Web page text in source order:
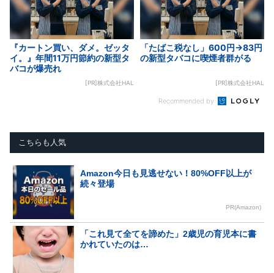
『カートン買い、ダメ。ゼッタ
イ。』年間11万円節約の新型タ
バコが爆売れ
[PR]株式会社HAL
「たばこ税なし」600円→83円
の新型タバコに喫煙者群がる
[PR]株式会社HAL
Recommended by
こちらも人気
Amazon今日も見逃せない！80%OFF以上が
続々登場
PR(Amazon)
「これ見て全てを諦めた」2歳児の育児本に書
かれていたのは…